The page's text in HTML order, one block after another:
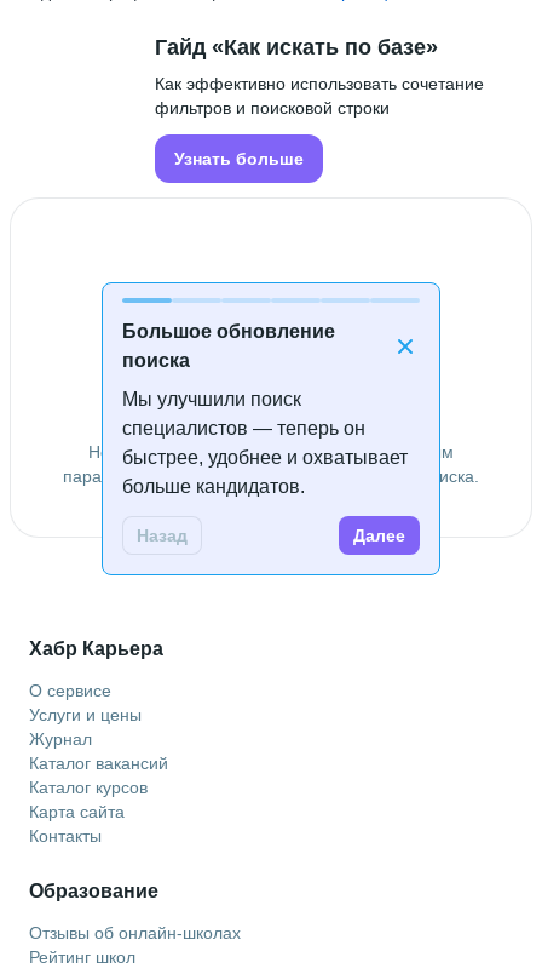
Большое обновление
поиска
Мы улучшили поиск
специалистов — теперь он
быстрее, удобнее и охватывает
больше кандидатов.
Назад Далее
Гайд «Как искать по базе»
Как эффективно использовать сочетание
фильтров и поисковой строки
Узнать больше
Специалисты не найдены
Не удалось найти специалистов по заданным
параметрам. Попробуйте изменить условия поиска.
Хабр Карьера
О сервисе
Услуги и цены
Журнал
Каталог вакансий
Каталог курсов
Карта сайта
Контакты
Образование
Отзывы об онлайн-школах
Рейтинг школ